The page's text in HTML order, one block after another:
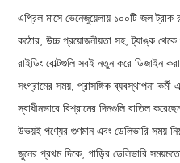
এপ্রিল মাসে ভেনেজুয়েলায় ১০০টি জল ট্রাক
কঠোর, উচ্চ প্রয়োজনীয়তা সহ, ট্যাঙ্ক
রাইডিং বোল্টগুলি সবই নতুন করে ডিজাইন
সংগ্রামের সময়, প্রাসঙ্গিক ব্যবস্থাপনা
স্বাধীনভাবে বিশ্রামের দিনগুলি বাতিল
উভয়ই পণ্যের গুণমান এবং ডেলিভারি সময়
জুনের প্রথম দিকে, গাড়ির ডেলিভারি